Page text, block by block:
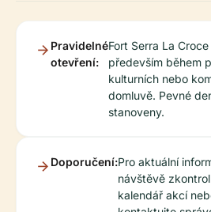
Pravidelné
otevření:
Fort Serra La
především během
kulturních nebo
domluvě. Pevné
stanoveny.
Doporučení:Pro aktuální
návštěvě
kalendář akcí